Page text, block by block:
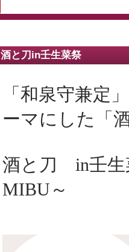
酒と刀in壬生菜祭
「和泉守兼定
ーマにした
「
酒と刀 in壬
MIBU～